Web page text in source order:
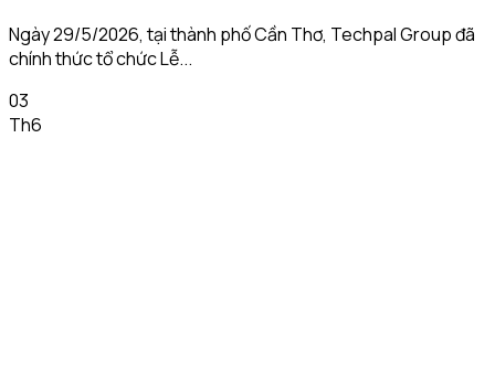
Ngày 29/5/2026, tại thành phố Cần Thơ, Techpal Group đã
chính thức tổ chức Lễ...
03
Th6